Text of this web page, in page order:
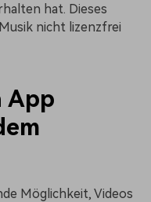
hat. Dieses
nicht lizenzfrei
App
Möglichkeit, Videos